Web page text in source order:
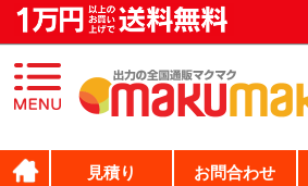
見積り お問合わせ